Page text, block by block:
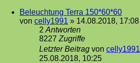
Beleuchtung Terra 150*60*60
von celly1991 » 14.08.2018, 17:08
2 Antworten
8227 Zugriffe
Letzter Beitrag von celly1991
25.08.2018, 10:25